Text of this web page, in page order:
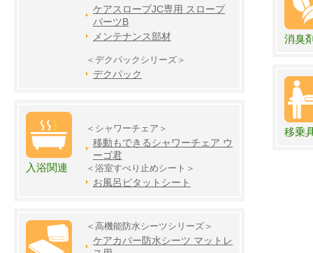
ケアスロープJC専用 スロープ
パーツB
メンテナンス部材
＜デクパックシリーズ＞
デクパック
入浴関連
＜シャワーチェア＞
移動もできるシャワーチェア ウ
ーゴ君
＜浴室すべり止めシート＞
お風呂ピタットシート
＜高機能防水シーツシリーズ＞
ケアカバー防水シーツ マットレ
消臭
移乗